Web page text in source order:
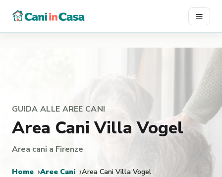
contenuto
GUIDA ALLE AREE CANI
Area Cani Villa Vogel
Area cani a Firenze
Home Aree Cani Area Cani Villa Vogel